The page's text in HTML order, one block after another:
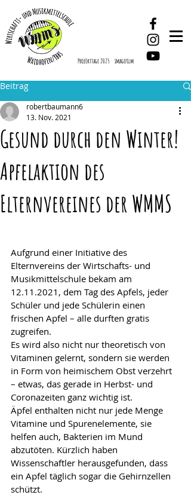
imagefilm
ProjEkttage 2025
Beitrag
Gesund durch den Winter!
Apfelaktion des
Elternvereines der WMMS
robertbaumann6
13. Nov. 2021
Aufgrund einer Initiative des
Elternvereins der Wirtschafts- und
Musikmittelschule bekam am
12.11.2021, dem Tag des Apfels, jeder
Schüler und jede Schülerin einen
frischen Apfel – alle durften gratis
zugreifen.
Es wird also nicht nur theoretisch von
Vitaminen gelernt, sondern sie werden
in Form von heimischem Obst verzehrt
– etwas, das gerade in Herbst- und
Coronazeiten ganz wichtig ist.
Äpfel enthalten nicht nur jede Menge
Vitamine und Spurenelemente, sie
helfen auch, Bakterien im Mund
abzutöten. Kürzlich haben
Wissenschaftler herausgefunden, dass
ein Apfel täglich sogar die Gehirnzellen
schützt.